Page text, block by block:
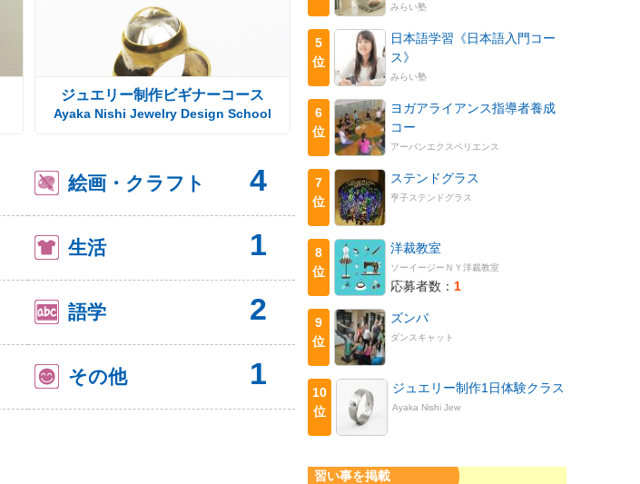
ジュエリー制作ビギナーコース
Ayaka Nishi Jewelry Design School
絵画・クラフト 4
生活 1
語学 2
その他 1
みらい塾
5
位
日本語学習《日本語入門コー
ス》
みらい塾
6
位
ヨガアライアンス指導者養成
コー
アーバンエクスペリエンス
7
位
ステンドグラス
亨子ステンドグラス
8
位
洋裁教室
ソーイージーＮＹ洋裁教室
応募者数： 1
9
位
ズンバ
ダンスキャット
10
位
ジュエリー制作1日体験クラス
Ayaka Nishi Jew
習い事を掲載